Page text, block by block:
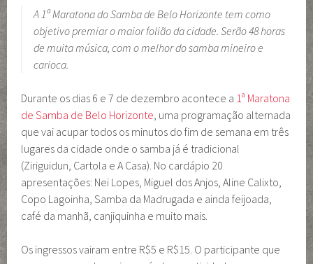
A 1ª Maratona do Samba de Belo Horizonte tem como
objetivo premiar o maior folião da cidade. Serão 48 horas
de muita música, com o melhor do samba mineiro e
carioca.
Durante os dias 6 e 7 de dezembro acontece a 1ª Maratona
de Samba de Belo Horizonte , uma programação alternada
que vai acupar todos os minutos do fim de semana em três
lugares da cidade onde o samba já é tradicional
(Ziriguidun, Cartola e A Casa). No cardápio 20
apresentações: Nei Lopes, Miguel dos Anjos, Aline Calixto,
Copo Lagoinha, Samba da Madrugada e ainda feijoada,
café da manhã, canjiquinha e muito mais.
Os ingressos vairam entre R$5 e R$15. O participante que